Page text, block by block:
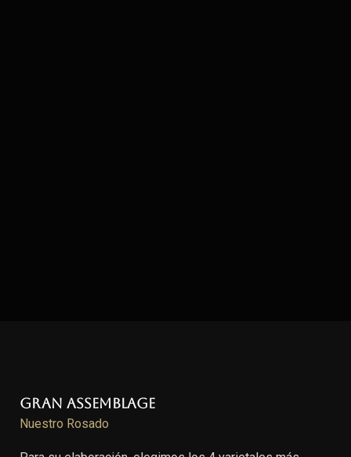
Gran Assemblage
Nuestro Rosado